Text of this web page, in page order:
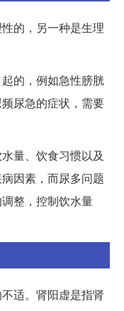
的，另一种是生理
的，例如急性膀胱
尿急的症状，需要
量、饮食习惯以及
因素，而尿多问题
整，控制饮水量
适。肾阳虚是指肾